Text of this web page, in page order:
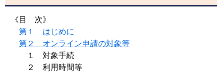
《目 次》
第１ はじめに
第２ オンライン申請の対象等
１ 対象手続
２ 利用時間等